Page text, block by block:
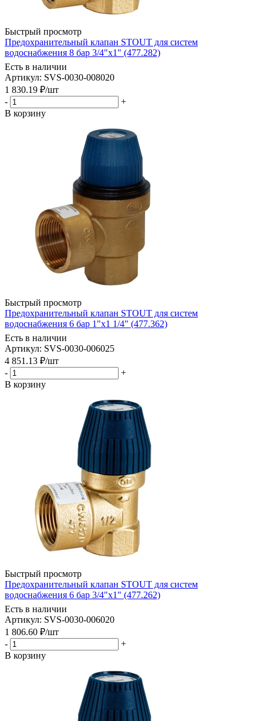
Быстрый просмотр
Предохранительный клапан STOUT для систем
водоснабжения 8 бар 3/4"x1" (477.282)
Есть в наличии
Артикул: SVS-0030-008020
1 830.19 ₽/шт
-
+
В корзину
Быстрый просмотр
Предохранительный клапан STOUT для систем
водоснабжения 6 бар 1"х1 1/4" (477.362)
Есть в наличии
Артикул: SVS-0030-006025
4 851.13 ₽/шт
-
+
В корзину
Быстрый просмотр
Предохранительный клапан STOUT для систем
водоснабжения 6 бар 3/4"x1" (477.262)
Есть в наличии
Артикул: SVS-0030-006020
1 806.60 ₽/шт
-
+
В корзину